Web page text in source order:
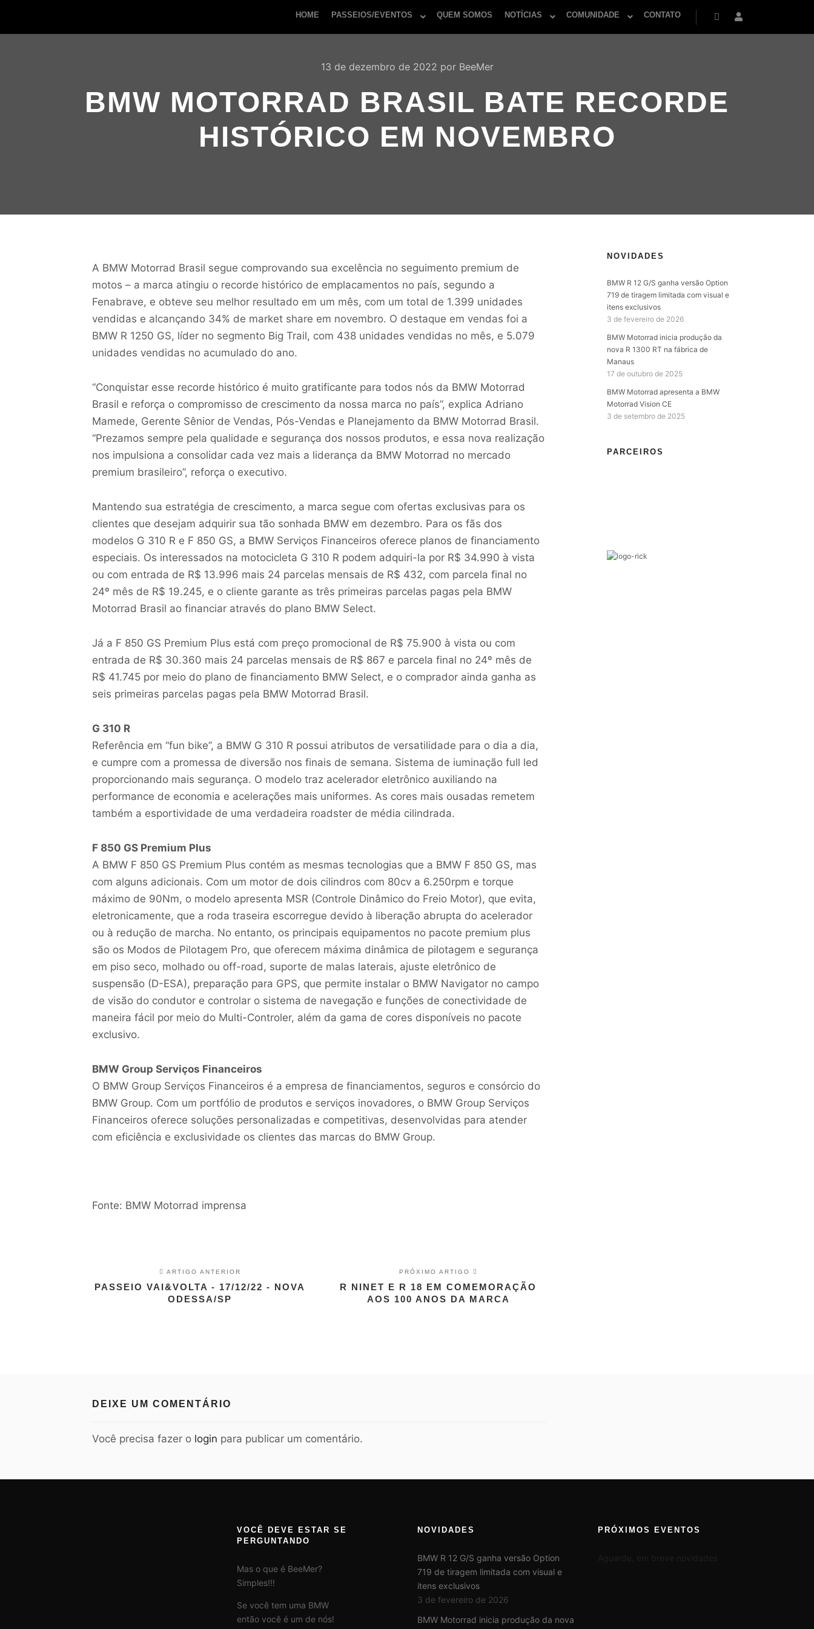
HOME PASSEIOS/EVENTOS QUEM SOMOS NOTÍCIAS COMUNIDADE CONTATO
PesquisaMais informações
13 de dezembro de 2022 por BeeMer
BMW MOTORRAD BRASIL BATE RECORDE
HISTÓRICO EM NOVEMBRO
A BMW Motorrad Brasil segue comprovando sua excelência no seguimento premium de
motos – a marca atingiu o recorde histórico de emplacamentos no país, segundo a
Fenabrave, e obteve seu melhor resultado em um mês, com um total de 1.399 unidades
vendidas e alcançando 34% de market share em novembro. O destaque em vendas foi a
BMW R 1250 GS, líder no segmento Big Trail, com 438 unidades vendidas no mês, e 5.079
unidades vendidas no acumulado do ano.
“Conquistar esse recorde histórico é muito gratificante para todos nós da BMW Motorrad
Brasil e reforça o compromisso de crescimento da nossa marca no país”, explica Adriano
Mamede, Gerente Sênior de Vendas, Pós-Vendas e Planejamento da BMW Motorrad Brasil.
“Prezamos sempre pela qualidade e segurança dos nossos produtos, e essa nova realização
nos impulsiona a consolidar cada vez mais a liderança da BMW Motorrad no mercado
premium brasileiro”, reforça o executivo.
Mantendo sua estratégia de crescimento, a marca segue com ofertas exclusivas para os
clientes que desejam adquirir sua tão sonhada BMW em dezembro. Para os fãs dos
modelos G 310 R e F 850 GS, a BMW Serviços Financeiros oferece planos de financiamento
especiais. Os interessados na motocicleta G 310 R podem adquiri-la por R$ 34.990 à vista
ou com entrada de R$ 13.996 mais 24 parcelas mensais de R$ 432, com parcela final no
24º mês de R$ 19.245, e o cliente garante as três primeiras parcelas pagas pela BMW
Motorrad Brasil ao financiar através do plano BMW Select.
Já a F 850 GS Premium Plus está com preço promocional de R$ 75.900 à vista ou com
entrada de R$ 30.360 mais 24 parcelas mensais de R$ 867 e parcela final no 24º mês de
R$ 41.745 por meio do plano de financiamento BMW Select, e o comprador ainda ganha as
seis primeiras parcelas pagas pela BMW Motorrad Brasil.
G 310 R
Referência em “fun bike”, a BMW G 310 R possui atributos de versatilidade para o dia a dia,
e cumpre com a promessa de diversão nos finais de semana. Sistema de iuminação full led
proporcionando mais segurança. O modelo traz acelerador eletrônico auxiliando na
performance de economia e acelerações mais uniformes. As cores mais ousadas remetem
também a esportividade de uma verdadeira roadster de média cilindrada.
F 850 GS Premium Plus
A BMW F 850 GS Premium Plus contém as mesmas tecnologias que a BMW F 850 GS, mas
com alguns adicionais. Com um motor de dois cilindros com 80cv a 6.250rpm e torque
máximo de 90Nm, o modelo apresenta MSR (Controle Dinâmico do Freio Motor), que evita,
eletronicamente, que a roda traseira escorregue devido à liberação abrupta do acelerador
ou à redução de marcha. No entanto, os principais equipamentos no pacote premium plus
são os Modos de Pilotagem Pro, que oferecem máxima dinâmica de pilotagem e segurança
em piso seco, molhado ou off-road, suporte de malas laterais, ajuste eletrônico de
suspensão (D-ESA), preparação para GPS, que permite instalar o BMW Navigator no campo
de visão do condutor e controlar o sistema de navegação e funções de conectividade de
maneira fácil por meio do Multi-Controler, além da gama de cores disponíveis no pacote
exclusivo.
BMW Group Serviços Financeiros
O BMW Group Serviços Financeiros é a empresa de financiamentos, seguros e consórcio do
BMW Group. Com um portfólio de produtos e serviços inovadores, o BMW Group Serviços
Financeiros oferece soluções personalizadas e competitivas, desenvolvidas para atender
com eficiência e exclusividade os clientes das marcas do BMW Group.
Fonte: BMW Motorrad imprensa
ARTIGO ANTERIOR
PASSEIO VAI&VOLTA - 17/12/22 - NOVA
ODESSA/SP
PRÓXIMO ARTIGO
R NINET E R 18 EM COMEMORAÇÃO
AOS 100 ANOS DA MARCA
DEIXE UM COMENTÁRIO
Você precisa fazer o login para publicar um comentário.
NOVIDADES
BMW R 12 G/S ganha versão Option
719 de tiragem limitada com visual e
itens exclusivos
3 de fevereiro de 2026
BMW Motorrad inicia produção da
nova R 1300 RT na fábrica de
Manaus
17 de outubro de 2025
BMW Motorrad apresenta a BMW
Motorrad Vision CE
3 de setembro de 2025
PARCEIROS
VOCÊ DEVE ESTAR SE
PERGUNTANDO
Mas o que é BeeMer?
Simples!!!
Se você tem uma BMW
então você é um de nós!
NOVIDADES
BMW R 12 G/S ganha versão Option
719 de tiragem limitada com visual e
itens exclusivos
3 de fevereiro de 2026
BMW Motorrad inicia produção da nova
PRÓXIMOS EVENTOS